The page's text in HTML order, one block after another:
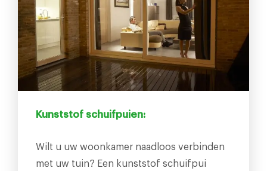
Kunststof schuifpuien:
Wilt u uw woonkamer naadloos verbinden
met uw tuin? Een kunststof schuifpui